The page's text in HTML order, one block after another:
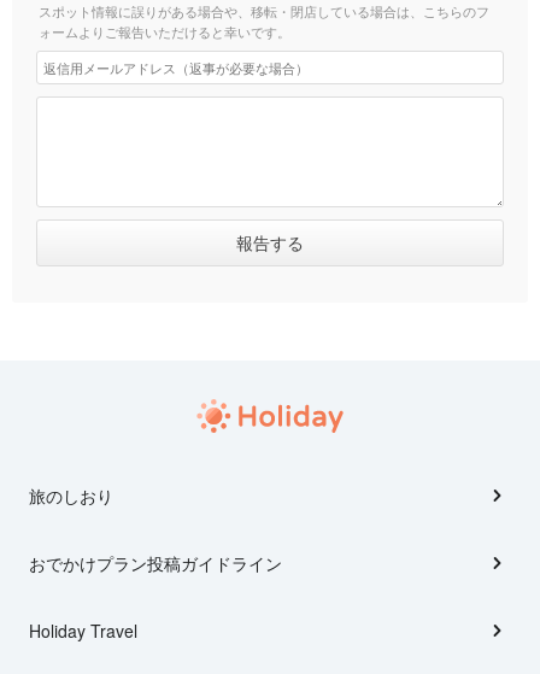
スポット情報に誤りがある場合や、移転・閉店している場合は、こちらのフ
ォームよりご報告いただけると幸いです。
旅のしおり
おでかけプラン投稿ガイドライン
Holiday Travel